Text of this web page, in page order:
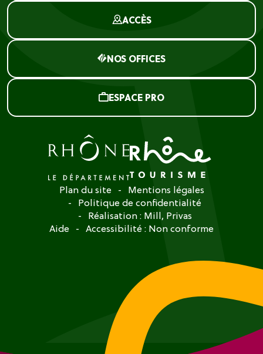
ACCÈS
NOS OFFICES
ESPACE PRO
Plan du site
Mentions légales
Politique de confidentialité
Réalisation : Mill, Privas
Aide
Accessibilité : Non conforme